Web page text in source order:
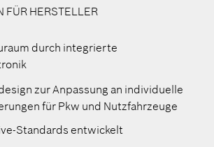
FÜR HERSTELLER
durch integrierte
zur Anpassung an individuelle
für Pkw und Nutzfahrzeuge
Standards entwickelt